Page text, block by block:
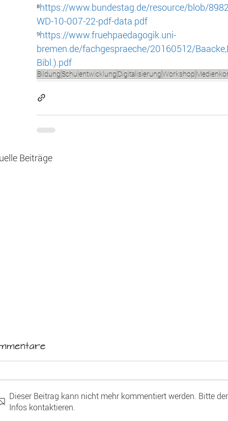
⁸https://www.bundestag.de/resource/blob/
WD-10-007-22-pdf-data.pdf
⁹https://www.fruehpaedagogik.uni-
bremen.de/fachgespraeche/20160512/
Bibl.).pdf
BildungSchulentwicklung DigitalisierungWorkshop
Beiträge
Dieser Beitrag kann nicht mehr kommentiert werden. Bitte
Infos kontaktieren.